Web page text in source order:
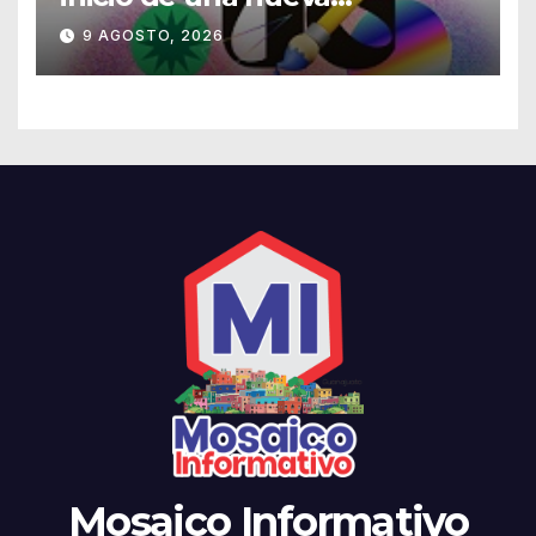
temporada cultural en la UG
9 AGOSTO, 2026
Mosaico Informativo